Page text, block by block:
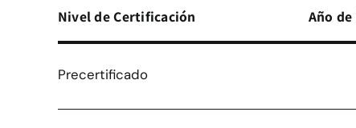
Nivel de Certificación Año
Precertificado